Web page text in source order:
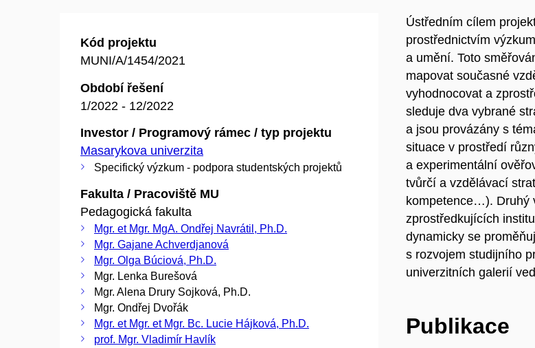
Kód projektu
MUNI/A/1454/2021
Období řešení
1/2022 - 12/2022
Investor / Programový rámec / typ projektu
Masarykova univerzita
Specifický výzkum - podpora studentských projektů
Fakulta / Pracoviště MU
Pedagogická fakulta
Mgr. et Mgr. MgA. Ondřej Navrátil, Ph.D.
Mgr. Gajane Achverdjanová
Mgr. Olga Búciová, Ph.D.
Mgr. Lenka Burešová
Mgr. Alena Drury Sojková, Ph.D.
Mgr. Ondřej Dvořák
Mgr. et Mgr. et Mgr. Bc. Lucie Hájková, Ph.D.
prof. Mgr. Vladimír Havlík
Ústředním cílem
prostřednictvím
a umění. Toto
mapovat současné
vyhodnocovat a
sleduje dva vybrané
a jsou provázány s
situace v prostředí
a experimentální
tvůrčí a vzdělávací
kompetence…). Druhý
zprostředkujících
dynamicky se
s rozvojem studijního
univerzitních galerií
Publikace